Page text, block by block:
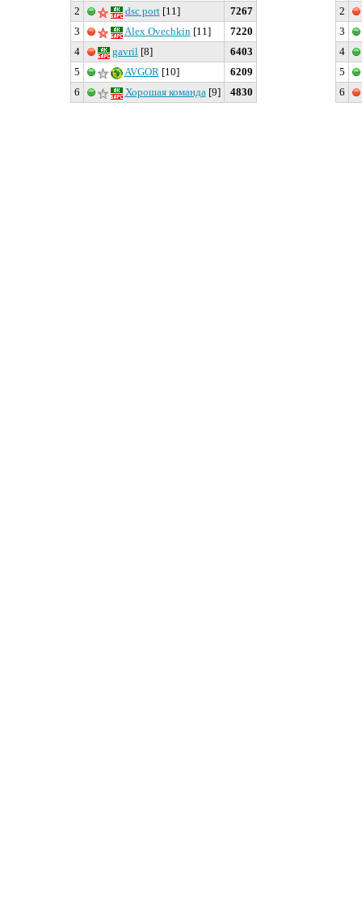
2 dsc port[11]
7267
3
Alex Ovechkin[11]
7220
4
gavril[8]
6403
5
AVGOR[10]
6209
6
Хорошая команда[9] 4830
2
3
4
5
6